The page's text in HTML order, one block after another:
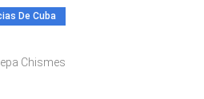
De Cuba
Chismes